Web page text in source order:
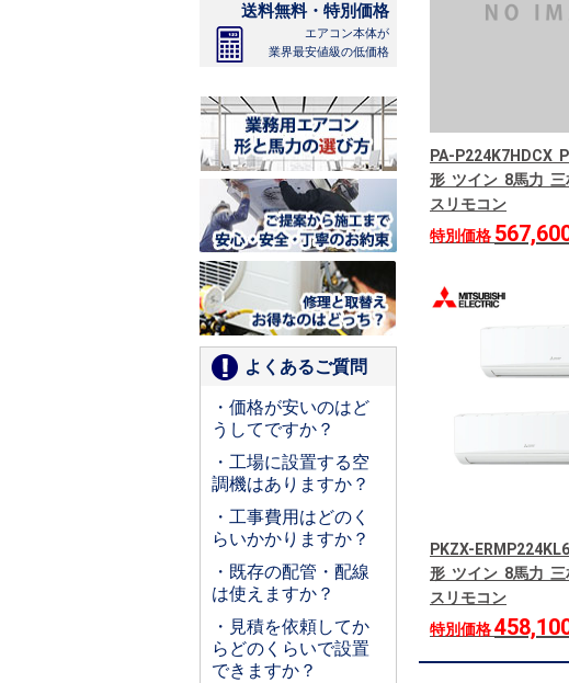
送料無料・特別価格
エアコン本体が
業界最安値級の低価格
よくあるご質問
・価格が安いのはど
うしてですか？
・工場に設置する空
調機はありますか？
・工事費用はどのく
らいかかりますか？
・既存の配管・配線
は使えますか？
・見積を依頼してか
らどのくらいで設置
できますか？
PA-P224K7HDCX
形 ツイン 8馬力 三
スリモコン
特別価格
PKZX-
形 ツイン 8馬力 三
スリモコン
特別価格